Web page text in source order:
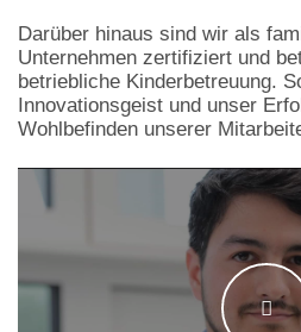
Darüber hinaus sind wir als
Unternehmen zertifiziert und
betriebliche Kinderbetreuung.
Innovationsgeist und unser
Wohlbefinden unserer